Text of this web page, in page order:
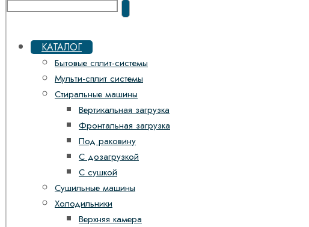
КАТАЛОГ
Бытовые сплит-системы
Мульти-сплит системы
Стиральные машины
Вертикальная загрузка
Фронтальная загрузка
Под раковину
С дозагрузкой
С сушкой
Сушильные машины
Холодильники
Верхняя камера